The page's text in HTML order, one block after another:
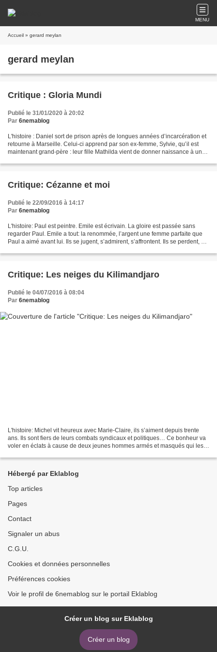
MENU
Accueil » gerard meylan
gerard meylan
Critique : Gloria Mundi
Publié le 31/01/2020 à 20:02
Par 6nemablog
L'histoire : Daniel sort de prison après de longues années d’incarcération et
retourne à Marseille. Celui-ci apprend par son ex-femme, Sylvie, qu’il est
maintenant grand-père : leur fille Mathilda vient de donner naissance à une
Critique: Cézanne et moi
Publié le 22/09/2016 à 14:17
Par 6nemablog
L'histoire: Paul est peintre. Emile est écrivain. La gloire est passée sans
regarder Paul. Emile a tout: la renommée, l’argent une femme parfaite que
Paul a aimé avant lui. Ils se jugent, s’admirent, s’affrontent. Ils se perdent, se
Critique: Les neiges du Kilimandjaro
Publié le 04/07/2016 à 08:04
Par 6nemablog
L'histoire: Michel vit heureux avec Marie-Claire, ils s’aiment depuis trente
ans. Ils sont fiers de leurs combats syndicaux et politiques… Ce bonheur va
voler en éclats à cause de deux jeunes hommes armés et masqués qui les
Hébergé par Eklablog
Top articles
Pages
Contact
Signaler un abus
C.G.U.
Cookies et données personnelles
Préférences cookies
Voir le profil de 6nemablog sur le portail Eklablog
Créer un blog sur Eklablog
Créer un blog